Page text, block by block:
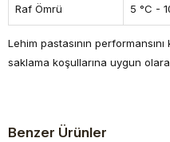
Raf Ömrü 5 °C -
Lehim pastasının
saklama koşullarına uygun
Benzer Ürünler